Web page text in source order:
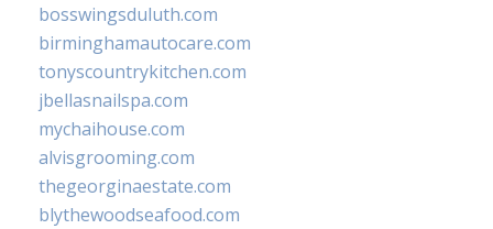
bosswingsduluth.com
birminghamautocare.com
tonyscountrykitchen.com
jbellasnailspa.com
mychaihouse.com
alvisgrooming.com
thegeorginaestate.com
blythewoodseafood.com